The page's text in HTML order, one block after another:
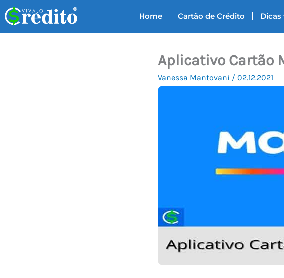
para
o
Home Cartão de Crédito Dicas
Aplicativo Cartão
Vanessa Mantovani / 02.12.2021